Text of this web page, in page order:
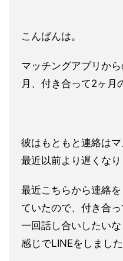
こんばんは。
マッチングアプリか
月、付き合って2ヶ月
彼はもともと連絡はマ
最近以前より遅くなり
最近こちらから連絡
ていたので、付き合
一回話し合いしたい
感じでLINEをしました